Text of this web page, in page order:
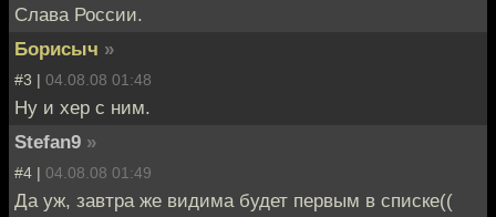
Слава России.
Борисыч »
#3 | 04.08.08 01:48
Ну и хер с ним.
Stefan9 »
#4 | 04.08.08 01:49
Да уж, завтра же видима будет первым в списке((